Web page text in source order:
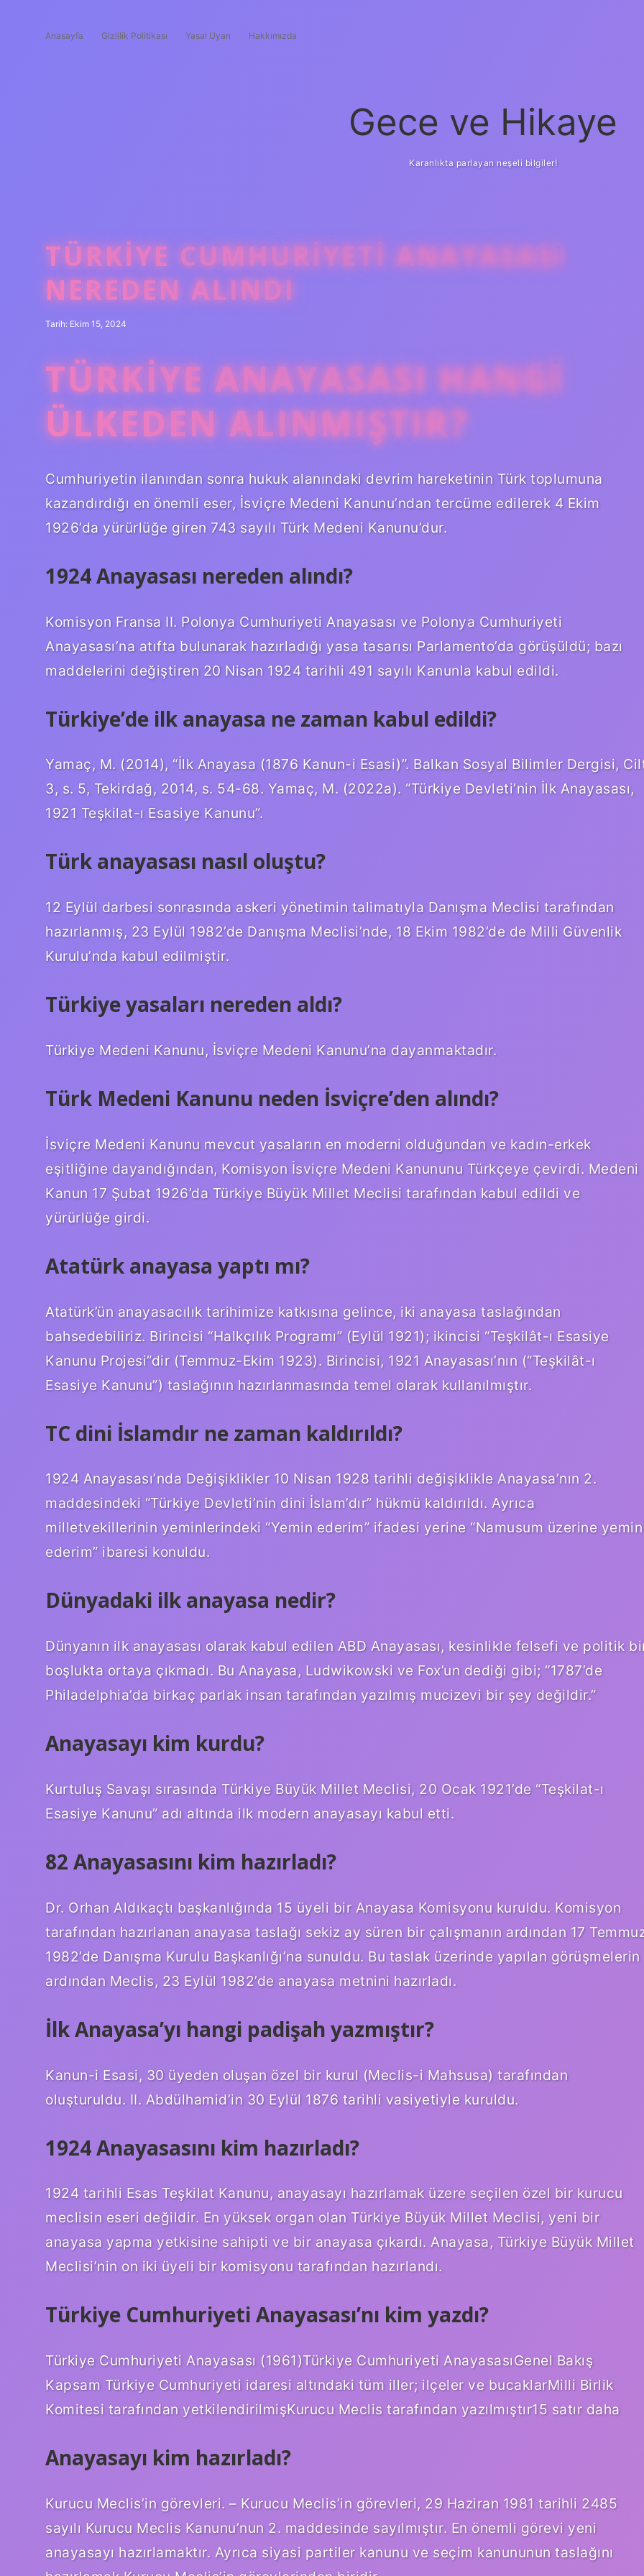
Anasayfa Gizlilik Politikası Yasal Uyarı Hakkımızda
Gece ve Hikaye
Karanlıkta parlayan neşeli bilgiler!
TÜRKIYE CUMHURIYETI ANAYASASI
NEREDEN ALINDI
Tarih: Ekim 15, 2024
TÜRKIYE ANAYASASI HANGI
ÜLKEDEN ALINMIŞTIR?
Cumhuriyetin ilanından sonra hukuk alanındaki devrim hareketinin Türk toplumuna
kazandırdığı en önemli eser, İsviçre Medeni Kanunu’ndan tercüme edilerek 4 Ekim
1926’da yürürlüğe giren 743 sayılı Türk Medeni Kanunu’dur.
1924 Anayasası nereden alındı?
Komisyon Fransa II. Polonya Cumhuriyeti Anayasası ve Polonya Cumhuriyeti
Anayasası’na atıfta bulunarak hazırladığı yasa tasarısı Parlamento’da görüşüldü; bazı
maddelerini değiştiren 20 Nisan 1924 tarihli 491 sayılı Kanunla kabul edildi.
Türkiye’de ilk anayasa ne zaman kabul edildi?
Yamaç, M. (2014), “İlk Anayasa (1876 Kanun-i Esasi)”. Balkan Sosyal Bilimler Dergisi,
3, s. 5, Tekirdağ, 2014, s. 54-68. Yamaç, M. (2022a). “Türkiye Devleti’nin İlk Anayasası,
1921 Teşkilat-ı Esasiye Kanunu”.
Türk anayasası nasıl oluştu?
12 Eylül darbesi sonrasında askeri yönetimin talimatıyla Danışma Meclisi tarafından
hazırlanmış, 23 Eylül 1982’de Danışma Meclisi’nde, 18 Ekim 1982’de de Milli Güvenlik
Kurulu’nda kabul edilmiştir.
Türkiye yasaları nereden aldı?
Türkiye Medeni Kanunu, İsviçre Medeni Kanunu’na dayanmaktadır.
Türk Medeni Kanunu neden İsviçre’den alındı?
İsviçre Medeni Kanunu mevcut yasaların en moderni olduğundan ve kadın-erkek
eşitliğine dayandığından, Komisyon İsviçre Medeni Kanununu Türkçeye çevirdi. Medeni
Kanun 17 Şubat 1926’da Türkiye Büyük Millet Meclisi tarafından kabul edildi ve
yürürlüğe girdi.
Atatürk anayasa yaptı mı?
Atatürk’ün anayasacılık tarihimize katkısına gelince, iki anayasa taslağından
bahsedebiliriz. Birincisi “Halkçılık Programı” (Eylül 1921); ikincisi “Teşkilât-ı Esasiye
Kanunu Projesi”dir (Temmuz-Ekim 1923). Birincisi, 1921 Anayasası’nın (“Teşkilât-ı
Esasiye Kanunu”) taslağının hazırlanmasında temel olarak kullanılmıştır.
TC dini İslamdır ne zaman kaldırıldı?
1924 Anayasası’nda Değişiklikler 10 Nisan 1928 tarihli değişiklikle Anayasa’nın 2.
maddesindeki “Türkiye Devleti’nin dini İslam’dır” hükmü kaldırıldı. Ayrıca
milletvekillerinin yeminlerindeki “Yemin ederim” ifadesi yerine “Namusum üzerine yemin
ederim” ibaresi konuldu.
Dünyadaki ilk anayasa nedir?
Dünyanın ilk anayasası olarak kabul edilen ABD Anayasası, kesinlikle felsefi ve politik
boşlukta ortaya çıkmadı. Bu Anayasa, Ludwikowski ve Fox’un dediği gibi; “1787’de
Philadelphia’da birkaç parlak insan tarafından yazılmış mucizevi bir şey değildir.”
Anayasayı kim kurdu?
Kurtuluş Savaşı sırasında Türkiye Büyük Millet Meclisi, 20 Ocak 1921’de “Teşkilat-ı
Esasiye Kanunu” adı altında ilk modern anayasayı kabul etti.
82 Anayasasını kim hazırladı?
Dr. Orhan Aldıkaçtı başkanlığında 15 üyeli bir Anayasa Komisyonu kuruldu. Komisyon
tarafından hazırlanan anayasa taslağı sekiz ay süren bir çalışmanın ardından 17
1982’de Danışma Kurulu Başkanlığı’na sunuldu. Bu taslak üzerinde yapılan görüşmelerin
ardından Meclis, 23 Eylül 1982’de anayasa metnini hazırladı.
İlk Anayasa’yı hangi padişah yazmıştır?
Kanun-i Esasi, 30 üyeden oluşan özel bir kurul (Meclis-i Mahsusa) tarafından
oluşturuldu. II. Abdülhamid’in 30 Eylül 1876 tarihli vasiyetiyle kuruldu.
1924 Anayasasını kim hazırladı?
1924 tarihli Esas Teşkilat Kanunu, anayasayı hazırlamak üzere seçilen özel bir kurucu
meclisin eseri değildir. En yüksek organ olan Türkiye Büyük Millet Meclisi, yeni bir
anayasa yapma yetkisine sahipti ve bir anayasa çıkardı. Anayasa, Türkiye Büyük Millet
Meclisi’nin on iki üyeli bir komisyonu tarafından hazırlandı.
Türkiye Cumhuriyeti Anayasası’nı kim yazdı?
Türkiye Cumhuriyeti Anayasası (1961)Türkiye Cumhuriyeti AnayasasıGenel Bakış
Kapsam Türkiye Cumhuriyeti idaresi altındaki tüm iller; ilçeler ve bucaklarMilli Birlik
Komitesi tarafından yetkilendirilmişKurucu Meclis tarafından yazılmıştır15 satır daha
Anayasayı kim hazırladı?
Kurucu Meclis’in görevleri. – Kurucu Meclis’in görevleri, 29 Haziran 1981 tarihli 2485
sayılı Kurucu Meclis Kanunu’nun 2. maddesinde sayılmıştır. En önemli görevi yeni
anayasayı hazırlamaktır. Ayrıca siyasi partiler kanunu ve seçim kanununun taslağını